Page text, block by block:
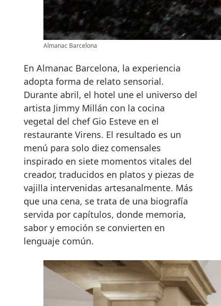
Almanac Barcelona
En Almanac Barcelona, la experiencia
adopta forma de relato sensorial.
Durante abril, el hotel une el universo del
artista Jimmy Millán con la cocina
vegetal del chef Gio Esteve en el
restaurante Virens. El resultado es un
menú para solo diez comensales
inspirado en siete momentos vitales del
creador, traducidos en platos y piezas de
vajilla intervenidas artesanalmente. Más
que una cena, se trata de una biografía
servida por capítulos, donde memoria,
sabor y emoción se convierten en
lenguaje común.